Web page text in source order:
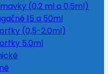
(0,2 ml a 0,5ml)
15 a 50ml
(0,5-2.0ml)
5.0ml